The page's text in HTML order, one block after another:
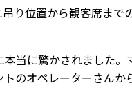
り位置から観客席まで
当に驚かされました。
のオペレーターさんか